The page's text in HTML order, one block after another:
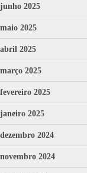
junho 2025
maio 2025
abril 2025
março 2025
fevereiro 2025
janeiro 2025
dezembro 2024
novembro 2024